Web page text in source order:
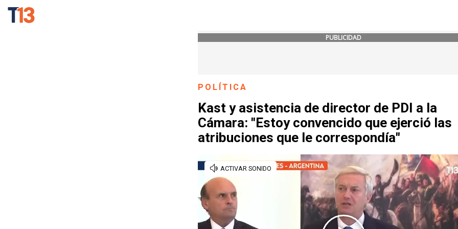
PUBLICIDAD
POLÍTICA
Kast y asistencia de director de PDI a la
Cámara: "Estoy convencido que ejerció las
atribuciones que le correspondía"